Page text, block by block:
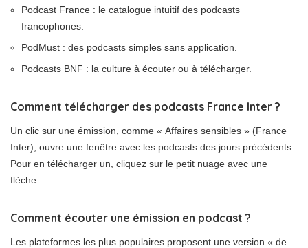
Podcast France : le catalogue intuitif des podcasts
francophones.
PodMust : des podcasts simples sans application.
Podcasts BNF : la culture à écouter ou à télécharger.
Comment télécharger des podcasts France Inter ?
Un clic sur une émission, comme « Affaires sensibles » (France
Inter), ouvre une fenêtre avec les podcasts des jours précédents.
Pour en télécharger un, cliquez sur le petit nuage avec une
flèche.
Comment écouter une émission en podcast ?
Les plateformes les plus populaires proposent une version « de